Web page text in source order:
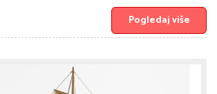
Pogledaj više